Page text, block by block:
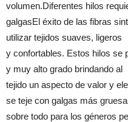
volumen.Diferentes hilos
galgasEl éxito de las fibras
utilizar tejidos suaves, ligeros
y confortables. Estos hilos se
y muy alto grado brindando al
tejido un aspecto de valor y
se teje con galgas más
sobre todo para los géneros